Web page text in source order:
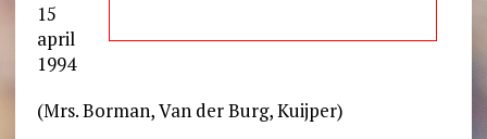
15
april
1994
(Mrs. Borman, Van der Burg, Kuijper)